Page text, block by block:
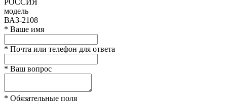
модель
ВАЗ-2108
* Ваше имя
* Почта или телефон для ответа
* Ваш вопрос
* Обязательные поля